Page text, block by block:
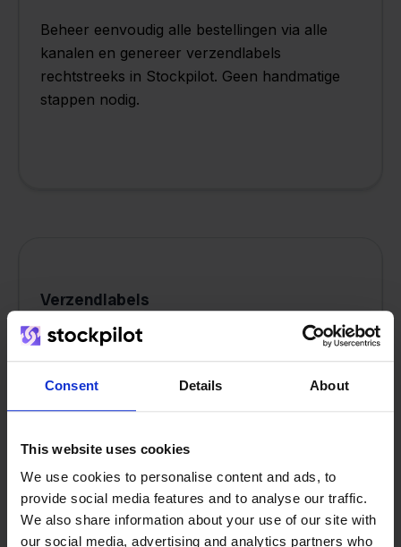
Consent Details About
This website uses cookies
We use cookies to personalise content and ads, to
provide social media features and to analyse our traffic.
We also share information about your use of our site with
our social media, advertising and analytics partners who
Beheer eenvoudig alle bestellingen via alle
kanalen en genereer verzendlabels
rechtstreeks in Stockpilot. Geen handmatige
stappen nodig.
Verzendlabels
Maak en print door de marktplaats
goedgekeurde verzendlabels voor alle
afhandelingsmethoden, volledig geïntegreerd
in uw workflow.